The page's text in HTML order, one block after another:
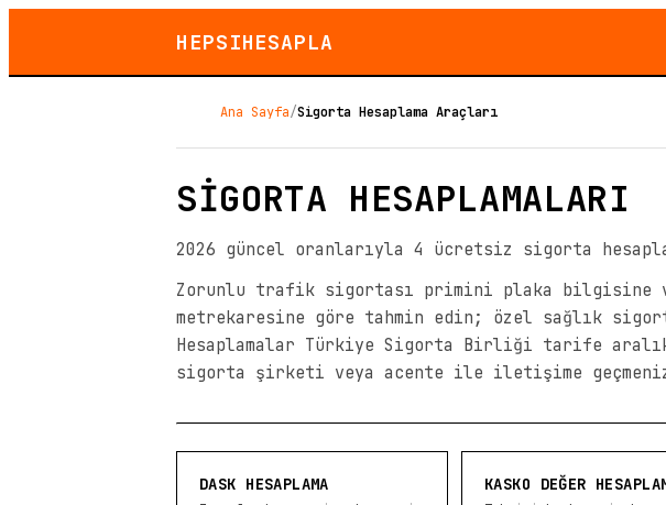
HEPSIHESAPLA
Ana Sayfa/Sigorta Hesaplama Araçları
SİGORTA HESAPLAMALARI
2026 güncel oranlarıyla 4 ücretsiz sigorta
Zorunlu trafik sigortası primini plaka bilgisine
metrekaresine göre tahmin edin; özel sağlık
Hesaplamalar Türkiye Sigorta Birliği tarife
sigorta şirketi veya acente ile iletişime
DASK HESAPLAMA KASKO DEĞER